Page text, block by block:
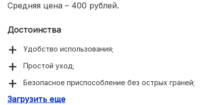
Средняя цена – 400 рублей.
Достоинства
Удобство использования;
Простой уход;
Безопасное приспособление без острых граней;
Препятствует разлетанию чешуи.
Загрузить еще